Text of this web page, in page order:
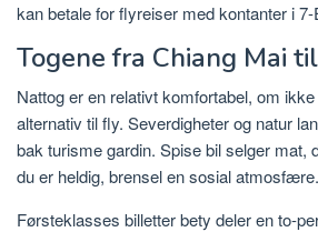
kan betale for flyreiser med kontanter i
Togene fra Chiang Mai
Nattog er en relativt komfortabel, om
alternativ til fly. Severdigheter og natur
bak turisme gardin. Spise bil selger mat,
du er heldig, brensel en sosial atmosfære.
Førsteklasses billetter bety deler en to-